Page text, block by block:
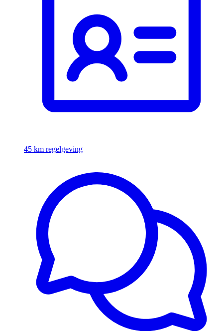
45 km regelgeving